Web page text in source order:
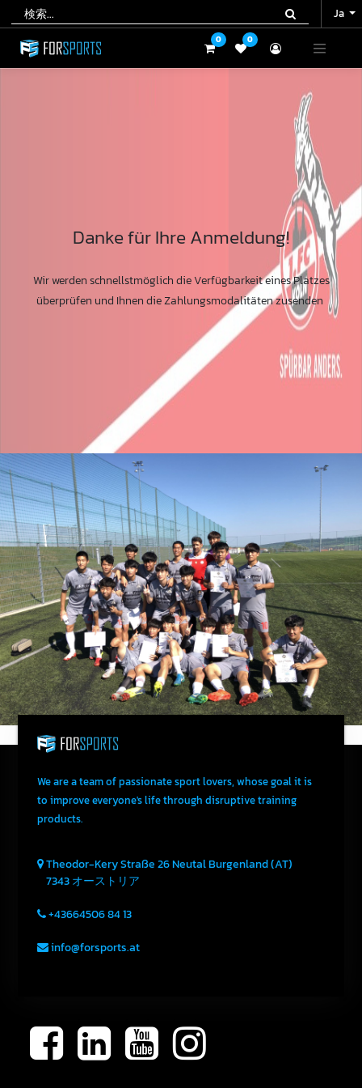
Ja
0 0
Ja
0 0
Danke für Ihre Anmeldung!
Wir werden schnellstmöglich die Verfügbarkeit eines Platzes
überprüfen und Ihnen die Zahlungsmodalitäten zusenden
We are a team of passionate sport lovers, whose goal it is
to improve everyone's life through disruptive training
products.
Theodor-Kery Straße 26NeutalBurgenland (AT)
7343オーストリア
+43664506 84 13
info@forsports.at